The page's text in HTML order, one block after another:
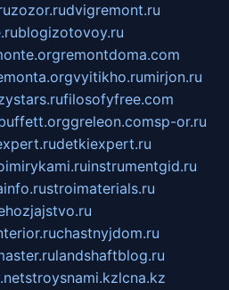
zozor.rudvigremont.ru
blogizotovoy.ru
remontdoma.com
vyitikho.rumirjon.ru
filosofyfree.com
greleon.comsp-or.ru
detkiexpert.ru
instrumentgid.ru
stroimaterials.ru
chastnyjdom.ru
landshaftblog.ru
stroysnami.kzlcna.kz